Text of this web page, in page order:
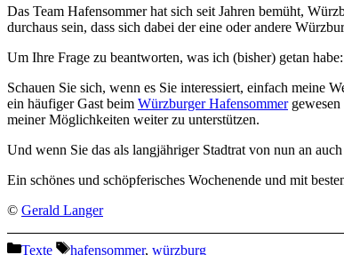
Das Team Hafensommer hat sich seit Jahren bemüht,
durchaus sein, dass sich dabei der eine oder andere
Um Ihre Frage zu beantworten, was ich (bisher) getan habe:
Schauen Sie sich, wenn es Sie interessiert, einfach meine
ein häufiger Gast beim Würzburger Hafensommergewesen
meiner Möglichkeiten weiter zu unterstützen.
Und wenn Sie das als langjähriger Stadtrat von nun an
Ein schönes und schöpferisches Wochenende und mit
© Gerald Langer
Kategorien
Texte Schlagwörter
hafensommer, würzburg